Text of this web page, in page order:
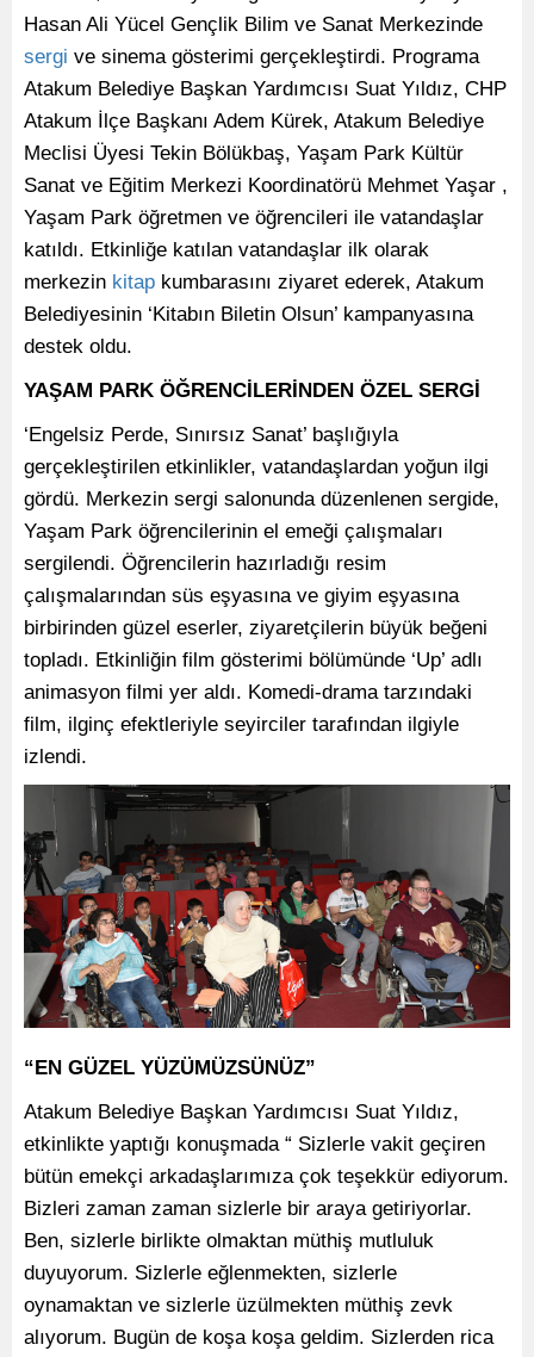
Hasan Ali Yücel Gençlik Bilim ve Sanat Merkezinde
sergi ve sinema gösterimi gerçekleştirdi. Programa
Atakum Belediye Başkan Yardımcısı Suat Yıldız, CHP
Atakum İlçe Başkanı Adem Kürek, Atakum Belediye
Meclisi Üyesi Tekin Bölükbaş, Yaşam Park Kültür
Sanat ve Eğitim Merkezi Koordinatörü Mehmet Yaşar ,
Yaşam Park öğretmen ve öğrencileri ile vatandaşlar
katıldı. Etkinliğe katılan vatandaşlar ilk olarak
merkezin kitap kumbarasını ziyaret ederek, Atakum
Belediyesinin ‘Kitabın Biletin Olsun’ kampanyasına
destek oldu.
YAŞAM PARK ÖĞRENCİLERİNDEN ÖZEL SERGİ
‘Engelsiz Perde, Sınırsız Sanat’ başlığıyla
gerçekleştirilen etkinlikler, vatandaşlardan yoğun ilgi
gördü. Merkezin sergi salonunda düzenlenen sergide,
Yaşam Park öğrencilerinin el emeği çalışmaları
sergilendi. Öğrencilerin hazırladığı resim
çalışmalarından süs eşyasına ve giyim eşyasına
birbirinden güzel eserler, ziyaretçilerin büyük beğeni
topladı. Etkinliğin film gösterimi bölümünde ‘Up’ adlı
animasyon filmi yer aldı. Komedi-drama tarzındaki
film, ilginç efektleriyle seyirciler tarafından ilgiyle
izlendi.
“EN GÜZEL YÜZÜMÜZSÜNÜZ”
Atakum Belediye Başkan Yardımcısı Suat Yıldız,
etkinlikte yaptığı konuşmada “ Sizlerle vakit geçiren
bütün emekçi arkadaşlarımıza çok teşekkür ediyorum.
Bizleri zaman zaman sizlerle bir araya getiriyorlar.
Ben, sizlerle birlikte olmaktan müthiş mutluluk
duyuyorum. Sizlerle eğlenmekten, sizlerle
oynamaktan ve sizlerle üzülmekten müthiş zevk
alıyorum. Bugün de koşa koşa geldim. Sizlerden rica